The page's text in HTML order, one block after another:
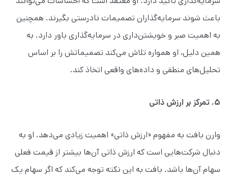
باعث شوند سرمایه‌گذاران تصمیمات نادرستی بگیرند. همچنین
به اهمیت صبر و خویشتن‌داری در سرمایه‌گذاری باور دارد. به
همین دلیل، او همواره تلاش می‌کند تصمیماتش را بر اساس
تحلیل‌های منطقی و داده‌های واقعی اتخاذ کند.
۵. تمرکز بر ارزش ذاتی
وارن بافت به مفهوم «ارزش ذاتی» اهمیت زیادی می‌دهد. او به
دنبال شرکت‌هایی است که ارزش ذاتی آن‌ها بیشتر از قیمت فعلی
سهام آن‌ها باشد. بافت به این نکته توجه می‌کند که اگر سهام یک